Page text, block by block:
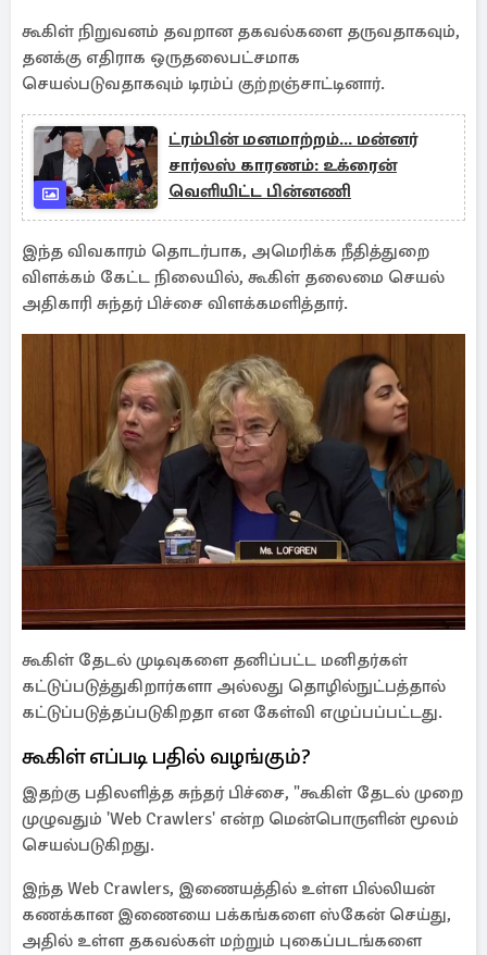
கூகிள் நிறுவனம் தவறான தகவல்களை தருவதாகவும்,
தனக்கு எதிராக ஒருதலைபட்சமாக
செயல்படுவதாகவும் டிரம்ப் குற்றஞ்சாட்டினார்.
ட்ரம்பின் மனமாற்றம்... மன்னர்
சார்லஸ் காரணம்: உக்ரைன்
வெளியிட்ட பின்னணி
இந்த விவகாரம் தொடர்பாக, அமெரிக்க நீதித்துறை
விளக்கம் கேட்ட நிலையில், கூகிள் தலைமை செயல்
அதிகாரி சுந்தர் பிச்சை விளக்கமளித்தார்.
கூகிள் தேடல் முடிவுகளை தனிப்பட்ட மனிதர்கள்
கட்டுப்படுத்துகிறார்களா அல்லது தொழில்நுட்பத்தால்
கட்டுப்படுத்தப்படுகிறதா என கேள்வி எழுப்பப்பட்டது.
கூகிள் எப்படி பதில் வழங்கும்?
இதற்கு பதிலளித்த சுந்தர் பிச்சை, "கூகிள் தேடல் முறை
முழுவதும் 'Web Crawlers' என்ற மென்பொருளின் மூலம்
செயல்படுகிறது.
இந்த Web Crawlers, இணையத்தில் உள்ள பில்லியன்
கணக்கான இணையை பக்கங்களை ஸ்கேன் செய்து,
அதில் உள்ள தகவல்கள் மற்றும் புகைப்படங்களை